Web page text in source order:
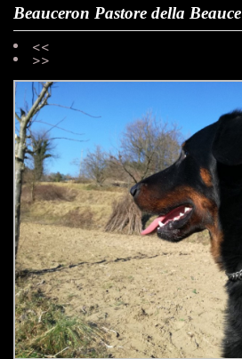
Beauceron Pastore della Beauce
<<
>>